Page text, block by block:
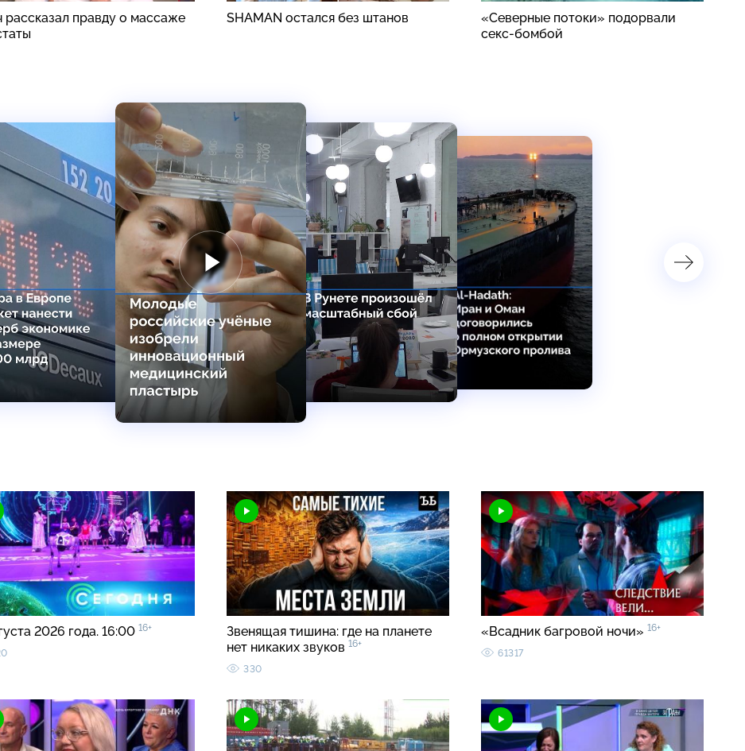
рассказал правду о массаже
SHAMAN остался без штанов
«Северные потоки» подорвали
секс-бомбой
2026 года. 16:00 16+
Звенящая тишина: где на планете
нет никаких звуков 16+
330
«Всадник багровой ночи» 16+
61317